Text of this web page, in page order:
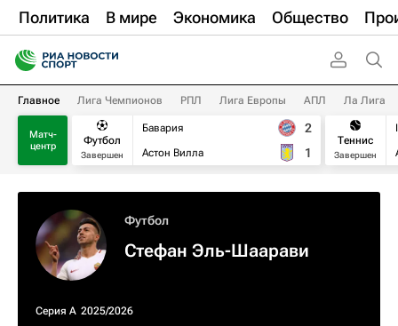
Политика В мире Экономика Общество
Главное Лига Чемпионов РПЛ Лига Европы АПЛ Ла Лига
Матч-
центр
Футбол
Завершен
Бавария
Астон Вилла
2
1
Теннис
Завершен
Футбол
Стефан Эль-Шаарави
Серия А 2025/2026